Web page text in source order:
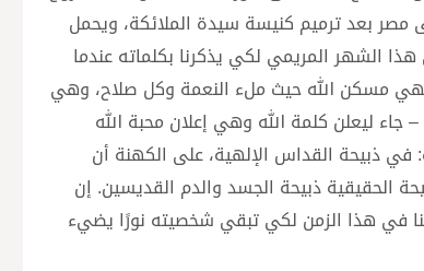
مصر بعد ترميم كنيسة سيدة الملائكة، ويحمل
الشهر المريمي لكي يذكرنا بكلماته عندما
فهي مسكن الله حيث ملء النعمة وكل صلاح، وهي
جاء ليعلن كلمة الله وهي إعلان محبة الله
في ذبيحة القداس الإلهية، على الكهنة أن
الحقيقية ذبيحة الجسد والدم القديسين. إن
في هذا الزمن لكي تبقي شخصيته نورًا يضيء